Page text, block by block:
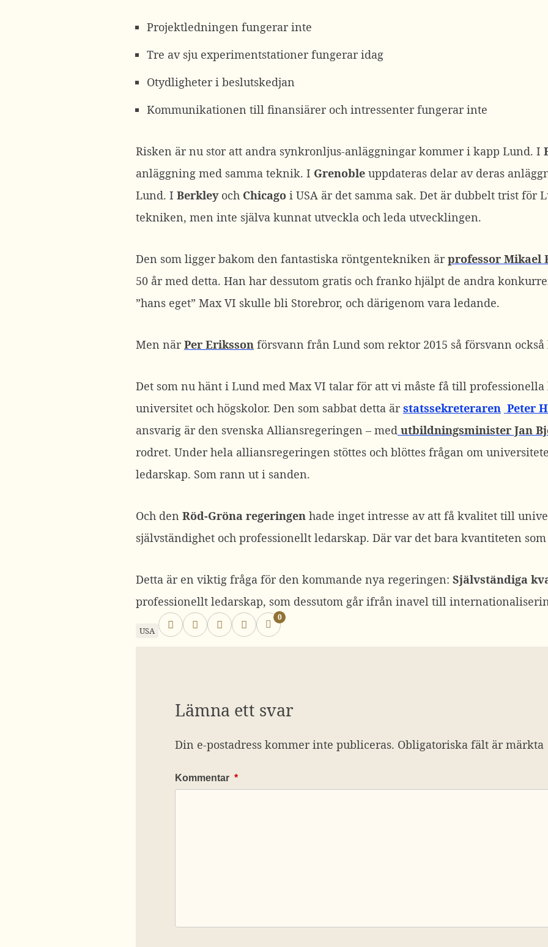
Projektledningen fungerar inte
Tre av sju experimentstationer fungerar idag
Otydligheter i beslutskedjan
Kommunikationen till finansiärer och intressenter fungerar inte
Risken är nu stor att andra synkronljus-anläggningar kommer i kapp Lund. I
anläggning med samma teknik. I Grenoble uppdateras delar av deras
Lund. I Berkleyoch Chicago i USA är det samma sak. Det är dubbelt trist för
tekniken, men inte själva kunnat utveckla och leda utvecklingen.
Den som ligger bakom den fantastiska röntgentekniken är professor Mikael
50 år med detta. Han har dessutom gratis och franko hjälpt de andra
”hans eget” Max VI skulle bli Storebror, och därigenom vara ledande.
Men när Per Eriksson försvann från Lund som rektor 2015 så försvann
Det som nu hänt i Lund med Max VI talar för att vi måste få till
universitet och högskolor. Den som sabbat detta är statssekreteraren Peter
ansvarig är den svenska Alliansregeringen – med utbildningsminister Jan
rodret. Under hela alliansregeringen stöttes och blöttes frågan om
ledarskap. Som rann ut i sanden.
Och den Röd-Gröna regeringen hade inget intresse av att få kvalitet till
självständighet och professionellt ledarskap. Där var det bara kvantiteten
Detta är en viktig fråga för den kommande nya regeringen: Självständiga
professionellt ledarskap, som dessutom går ifrån inavel till
USA
0
Lämna ett svar
Din e-postadress kommer inte publiceras. Obligatoriska fält är märkta
Kommentar *